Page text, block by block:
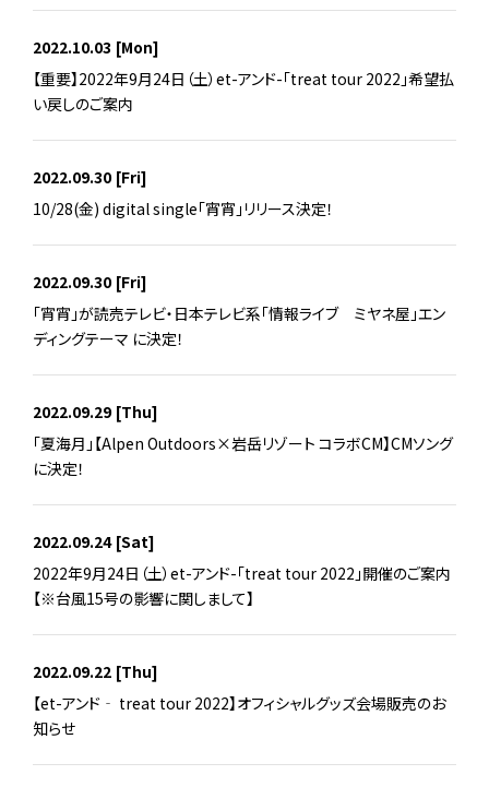
2022.10.03 [Mon]
【重要】2022年9月24日（土）et-アンド-「treat tour 2022」希望払
い戻しのご案内
2022.09.30 [Fri]
10/28(金) digital single「宵宵」リリース決定！
2022.09.30 [Fri]
「宵宵」が読売テレビ・日本テレビ系「情報ライブ ミヤネ屋」エン
ディングテーマ に決定！
2022.09.29 [Thu]
「夏海月」【Alpen Outdoors×岩岳リゾート コラボCM】CMソング
に決定！
2022.09.24 [Sat]
2022年9月24日（土）et-アンド-「treat tour 2022」開催のご案内
【※台風15号の影響に関しまして】
2022.09.22 [Thu]
【et-アンド‐ treat tour 2022】オフィシャルグッズ会場販売のお
知らせ